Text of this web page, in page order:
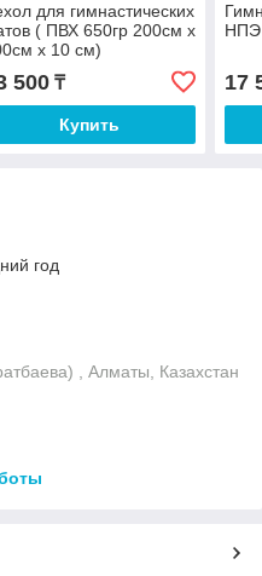
для гимнастических
( ПВХ 650гр 200см х
х 10 см)
500₸
Купить
НПЭ
17
год
, Алматы, Казахстан